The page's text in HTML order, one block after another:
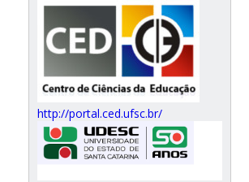
http://portal.ced.ufsc.br/